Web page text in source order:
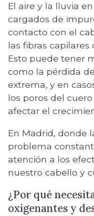
El aire y la lluvia
cargados de
contacto con el
las fibras
Esto puede tener
como la pérdida
extrema, y en
los poros del
afectar el
En Madrid, donde
problema
atención a los
nuestro cabello y
¿Por qué
oxigenantes y